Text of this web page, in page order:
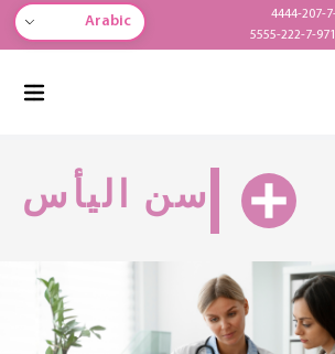
Arabic
سن اليأس